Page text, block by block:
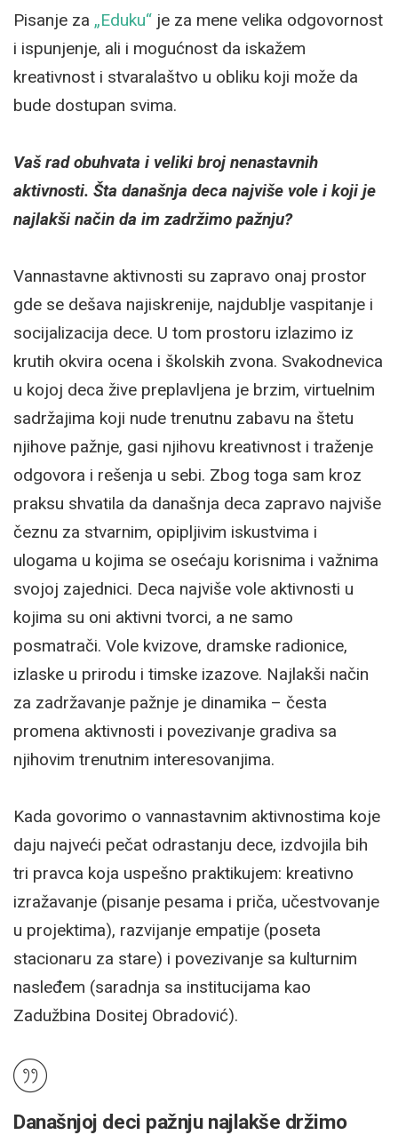
Pisanje za „Eduku“ je za mene velika odgovornost
i ispunjenje, ali i mogućnost da iskažem
kreativnost i stvaralaštvo u obliku koji može da
bude dostupan svima.
Vaš rad obuhvata i veliki broj nenastavnih
aktivnosti. Šta današnja deca najviše vole i koji je
najlakši način da im zadržimo pažnju?
Vannastavne aktivnosti su zapravo onaj prostor
gde se dešava najiskrenije, najdublje vaspitanje i
socijalizacija dece. U tom prostoru izlazimo iz
krutih okvira ocena i školskih zvona. Svakodnevica
u kojoj deca žive preplavljena je brzim, virtuelnim
sadržajima koji nude trenutnu zabavu na štetu
njihove pažnje, gasi njihovu kreativnost i traženje
odgovora i rešenja u sebi. Zbog toga sam kroz
praksu shvatila da današnja deca zapravo najviše
čeznu za stvarnim, opipljivim iskustvima i
ulogama u kojima se osećaju korisnima i važnima
svojoj zajednici. Deca najviše vole aktivnosti u
kojima su oni aktivni tvorci, a ne samo
posmatrači. Vole kvizove, dramske radionice,
izlaske u prirodu i timske izazove. Najlakši način
za zadržavanje pažnje je dinamika – česta
promena aktivnosti i povezivanje gradiva sa
njihovim trenutnim interesovanjima.
Kada govorimo o vannastavnim aktivnostima koje
daju najveći pečat odrastanju dece, izdvojila bih
tri pravca koja uspešno praktikujem: kreativno
izražavanje (pisanje pesama i priča, učestvovanje
u projektima), razvijanje empatije (poseta
stacionaru za stare) i povezivanje sa kulturnim
nasleđem (saradnja sa institucijama kao
Zadužbina Dositej Obradović).
Današnjoj deci pažnju najlakše držimo